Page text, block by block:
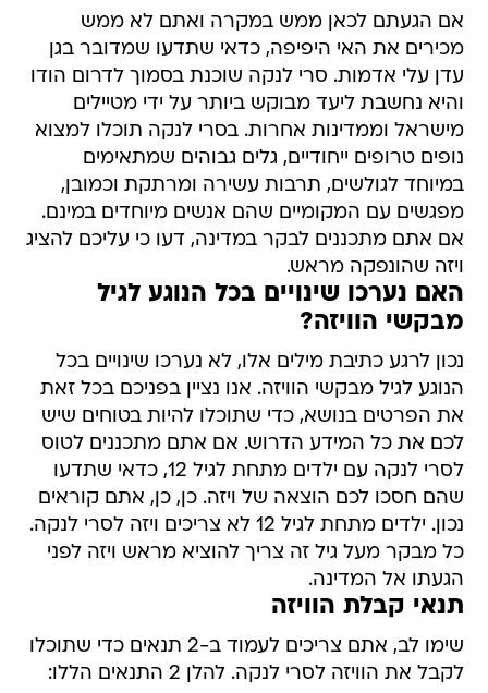
אם הגעתם לכאן ממש במקרה ואתם לא ממש
מכירים את האי היפיפה, כדאי שתדעו שמדובר בגן
עדן עלי אדמות. סרי לנקה שוכנת בסמוך לדרום הודו
והיא נחשבת ליעד מבוקש ביותר על ידי מטיילים
מישראל וממדינות אחרות. בסרי לנקה תוכלו למצוא
נופים טרופים ייחודיים, גלים גבוהים שמתאימים
במיוחד לגולשים, תרבות עשירה ומרתקת וכמובן,
מפגשים עם המקומיים שהם אנשים מיוחדים במינם.
אם אתם מתכננים לבקר במדינה, דעו כי עליכם להציג
ויזה שהונפקה מראש.
האם נערכו שינויים בכל הנוגע לגיל
מבקשי הוויזה?
נכון לרגע כתיבת מילים אלו, לא נערכו שינויים בכל
הנוגע לגיל מבקשי הוויזה. אנו נציין בפניכם בכל זאת
את הפרטים בנושא, כדי שתוכלו להיות בטוחים שיש
לכם את כל המידע הדרוש. אם אתם מתכננים לטוס
לסרי לנקה עם ילדים מתחת לגיל 12, כדאי שתדעו
שהם חסכו לכם הוצאה של ויזה. כן, כן, אתם קוראים
נכון. ילדים מתחת לגיל 12 לא צריכים ויזה לסרי לנקה.
כל מבקר מעל גיל זה צריך להוציא מראש ויזה לפני
הגעתו אל המדינה.
תנאי קבלת הוויזה
שימו לב, אתם צריכים לעמוד ב-2 תנאים כדי שתוכלו
לקבל את הוויזה לסרי לנקה. להלן 2 התנאים הללו: